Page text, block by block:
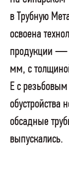
в Трубную
освоена
продукции —
мм, с
Е с
обустройства
обсадные
выпускались.